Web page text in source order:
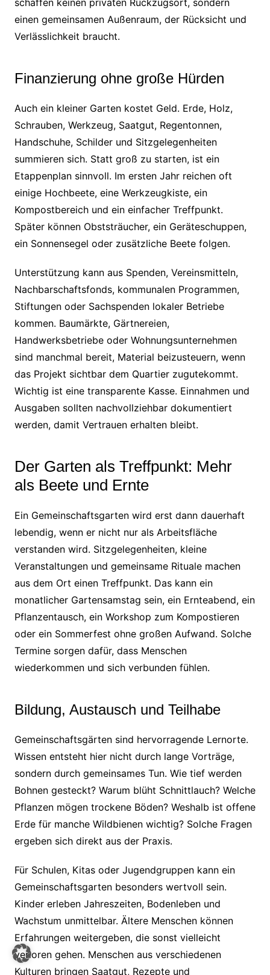
einen gemeinsamen Außenraum, der Rücksicht und
Verlässlichkeit braucht.
Finanzierung ohne große Hürden
Auch ein kleiner Garten kostet Geld. Erde, Holz,
Schrauben, Werkzeug, Saatgut, Regentonnen,
Handschuhe, Schilder und Sitzgelegenheiten
summieren sich. Statt groß zu starten, ist ein
Etappenplan sinnvoll. Im ersten Jahr reichen oft
einige Hochbeete, eine Werkzeugkiste, ein
Kompostbereich und ein einfacher Treffpunkt.
Später können Obststräucher, ein Geräteschuppen,
ein Sonnensegel oder zusätzliche Beete folgen.
Unterstützung kann aus Spenden, Vereinsmitteln,
Nachbarschaftsfonds, kommunalen Programmen,
Stiftungen oder Sachspenden lokaler Betriebe
kommen. Baumärkte, Gärtnereien,
Handwerksbetriebe oder Wohnungsunternehmen
sind manchmal bereit, Material beizusteuern, wenn
das Projekt sichtbar dem Quartier zugutekommt.
Wichtig ist eine transparente Kasse. Einnahmen und
Ausgaben sollten nachvollziehbar dokumentiert
werden, damit Vertrauen erhalten bleibt.
Der Garten als Treffpunkt: Mehr
als Beete und Ernte
Ein Gemeinschaftsgarten wird erst dann dauerhaft
lebendig, wenn er nicht nur als Arbeitsfläche
verstanden wird. Sitzgelegenheiten, kleine
Veranstaltungen und gemeinsame Rituale machen
aus dem Ort einen Treffpunkt. Das kann ein
monatlicher Gartensamstag sein, ein Ernteabend, ein
Pflanzentausch, ein Workshop zum Kompostieren
oder ein Sommerfest ohne großen Aufwand. Solche
Termine sorgen dafür, dass Menschen
wiederkommen und sich verbunden fühlen.
Bildung, Austausch und Teilhabe
Gemeinschaftsgärten sind hervorragende Lernorte.
Wissen entsteht hier nicht durch lange Vorträge,
sondern durch gemeinsames Tun. Wie tief werden
Bohnen gesteckt? Warum blüht Schnittlauch? Welche
Pflanzen mögen trockene Böden? Weshalb ist offene
Erde für manche Wildbienen wichtig? Solche Fragen
ergeben sich direkt aus der Praxis.
Für Schulen, Kitas oder Jugendgruppen kann ein
Gemeinschaftsgarten besonders wertvoll sein.
Kinder erleben Jahreszeiten, Bodenleben und
Wachstum unmittelbar. Ältere Menschen können
Erfahrungen weitergeben, die sonst vielleicht
verloren gehen. Menschen aus verschiedenen
Kulturen bringen Saatgut, Rezepte und